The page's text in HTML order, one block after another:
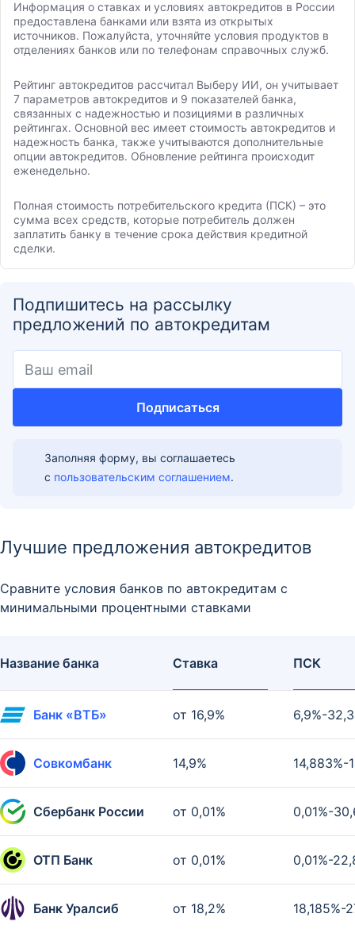
Информация о ставках и условиях автокредитов в России
предоставлена банками или взята из открытых
источников. Пожалуйста, уточняйте условия продуктов в
отделениях банков или по телефонам справочных служб.
Рейтинг автокредитов рассчитал Выберу ИИ, он учитывает
7 параметров автокредитов и 9 показателей банка,
связанных с надежностью и позициями в различных
рейтингах. Основной вес имеет стоимость автокредитов и
надежность банка, также учитываются дополнительные
опции автокредитов. Обновление рейтинга происходит
еженедельно.
Полная стоимость потребительского кредита (ПСК) – это
сумма всех средств, которые потребитель должен
заплатить банку в течение срока действия кредитной
сделки.
Подпишитесь на рассылку
предложений по автокредитам
Подписаться
Заполняя форму, вы соглашаетесь
с пользовательским соглашением.
Лучшие предложения автокредитов
Сравните условия банков по автокредитам с
минимальными процентными ставками
Название банка Ставка ПСК
Банк «ВТБ» от 16,9% 6,9%-
Совкомбанк 14,9% 14,883%-
Сбербанк России от 0,01% 0,01%-
ОТП Банк от 0,01% 0,01%-
Банк Уралсиб от 18,2% 18,185%-